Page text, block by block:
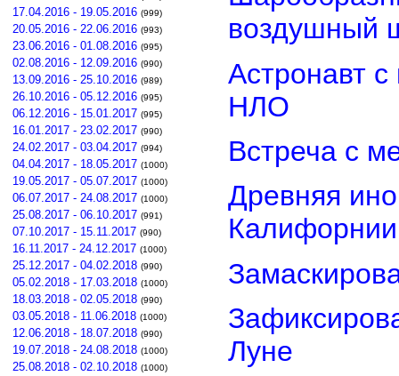
17.04.2016 - 19.05.2016 (999)
20.05.2016 - 22.06.2016 (993)
23.06.2016 - 01.08.2016 (995)
02.08.2016 - 12.09.2016 (990)
13.09.2016 - 25.10.2016 (989)
26.10.2016 - 05.12.2016 (995)
06.12.2016 - 15.01.2017 (995)
16.01.2017 - 23.02.2017 (990)
24.02.2017 - 03.04.2017 (994)
04.04.2017 - 18.05.2017 (1000)
19.05.2017 - 05.07.2017 (1000)
06.07.2017 - 24.08.2017 (1000)
25.08.2017 - 06.10.2017 (991)
07.10.2017 - 15.11.2017 (990)
16.11.2017 - 24.12.2017 (1000)
25.12.2017 - 04.02.2018 (990)
05.02.2018 - 17.03.2018 (1000)
18.03.2018 - 02.05.2018 (990)
03.05.2018 - 11.06.2018 (1000)
12.06.2018 - 18.07.2018 (990)
19.07.2018 - 24.08.2018 (1000)
25.08.2018 - 02.10.2018 (1000)
воздушный
Астронавт
НЛО
Встреча с
Древняя
Калифорнии
Луне